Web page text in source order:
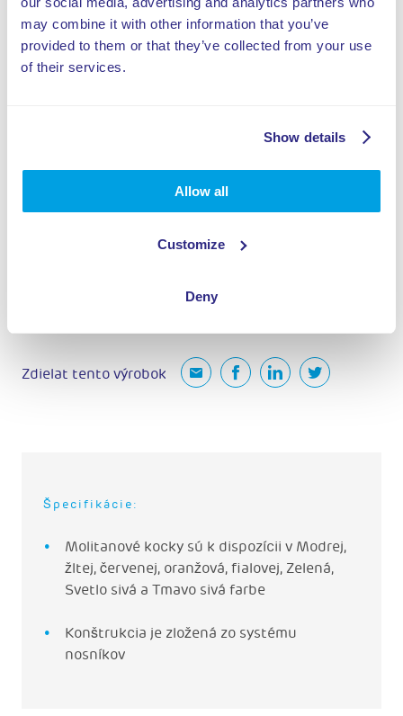
may combine it with other information that you’ve
provided to them or that they’ve collected from your use
of their services.
Show details
Allow all
Customize
Deny
Zdielat tento výrobok
Špecifikácie:
Molitanové kocky sú k dispozícii v Modrej,
žltej, červenej, oranžová, fialovej, Zelená,
Svetlo sivá a Tmavo sivá farbe
Konštrukcia je zložená zo systému
nosníkov